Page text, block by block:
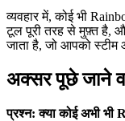
व्यवहार में, कोई भी
टूल पूरी तरह से मुफ़्त है,
जाता है, जो आपको स्टीम
अक्सर पूछे जाने
प्रश्न: क्या कोई अभी भी